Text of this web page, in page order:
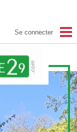
Se connecter
Blog
Albums
Photos du Festival